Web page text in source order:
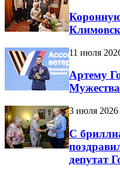
11 июля
Артему
Мужества
3 июля 2026
С
депутат